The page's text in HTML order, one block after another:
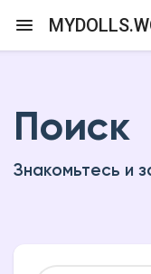
Я организатор
Поиск
Знакомьтесь и